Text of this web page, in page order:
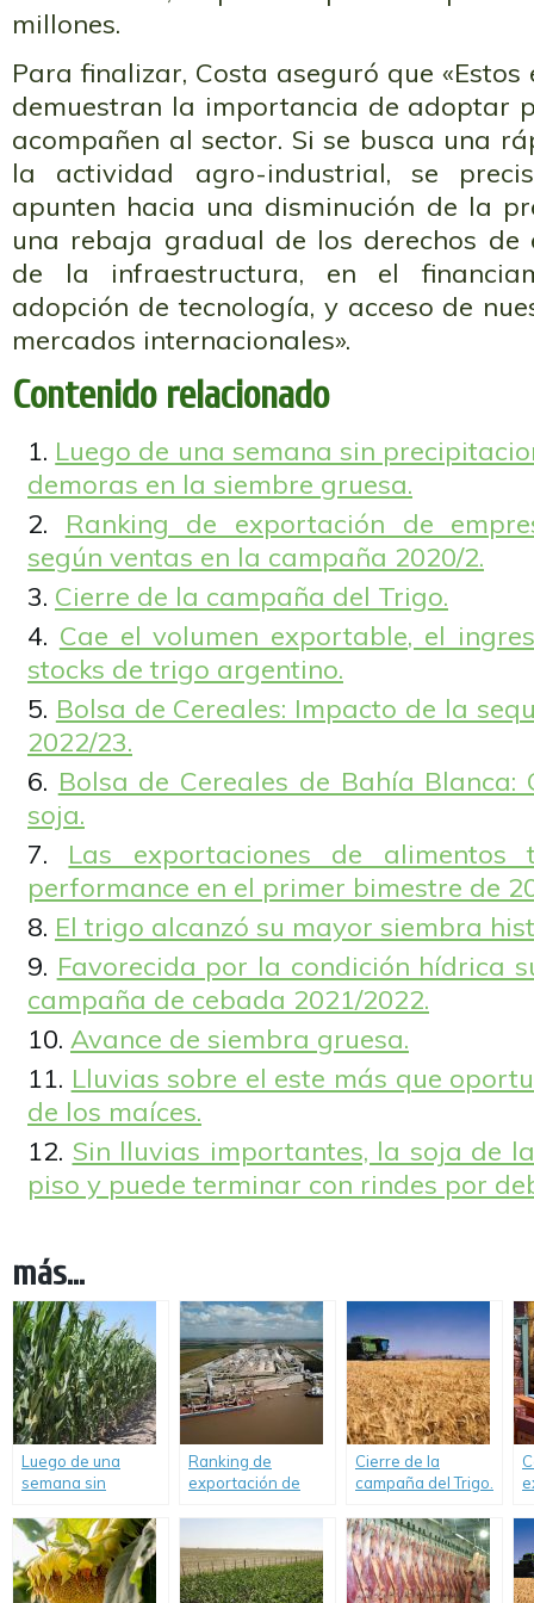
millones.
Para finalizar, Costa aseguró que
demuestran la importancia de adoptar
acompañen al sector. Si se busca una
la actividad agro-industrial, se
apunten hacia una disminución de la
una rebaja gradual de los derechos de
de la infraestructura, en el
adopción de tecnología, y acceso de
mercados internacionales».
Contenido relacionado
Luego de una semana sin
demoras en la siembre gruesa.
Ranking de exportación de
según ventas en la campaña 2020/2.
Cierre de la campaña del Trigo.
Cae el volumen exportable, el
stocks de trigo argentino.
Bolsa de Cereales: Impacto de la
2022/23.
Bolsa de Cereales de Bahía Blanca:
soja.
Las exportaciones de alimentos
performance en el primer bimestre de
El trigo alcanzó su mayor siembra
Favorecida por la condición hídrica
campaña de cebada 2021/2022.
Avance de siembra gruesa.
Lluvias sobre el este más que
de los maíces.
Sin lluvias importantes, la soja de
piso y puede terminar con rindes por
más...
Luego de una
semana sin
mantienen las
demoras en la
siembre gruesa.
Ranking de
exportación de
según ventas en la
campaña 2020/2.
Cierre de la
campaña del Trigo.